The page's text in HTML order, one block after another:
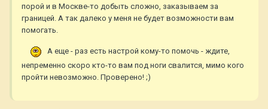
порой и в Москве-то добыть сложно, заказываем за
границей. А так далеко у меня не будет возможности вам
помогать.
А еще - раз есть настрой кому-то помочь - ждите,
непременно скоро кто-то вам под ноги свалится, мимо кого
пройти невозможно. Проверено! ;)